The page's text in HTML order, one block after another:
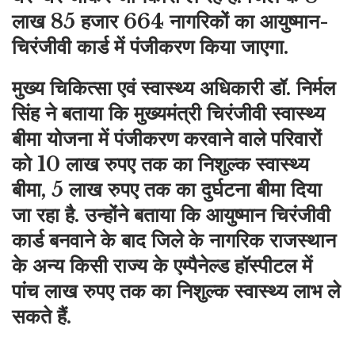
लाख 85 हजार 664 नागरिकों का आयुष्मान-
चिरंजीवी कार्ड में पंजीकरण किया जाएगा.
मुख्य चिकित्सा एवं स्वास्थ्य अधिकारी डॉ. निर्मल
सिंह ने बताया कि मुख्यमंत्री चिरंजीवी स्वास्थ्य
बीमा योजना में पंजीकरण करवाने वाले परिवारों
को 10 लाख रुपए तक का निशुल्क स्वास्थ्य
बीमा, 5 लाख रुपए तक का दुर्घटना बीमा दिया
जा रहा है. उन्होंने बताया कि आयुष्मान चिरंजीवी
कार्ड बनवाने के बाद जिले के नागरिक राजस्थान
के अन्य किसी राज्य के एम्पैनेल्ड हॉस्पीटल में
पांच लाख रुपए तक का निशुल्क स्वास्थ्य लाभ ले
सकते हैं.